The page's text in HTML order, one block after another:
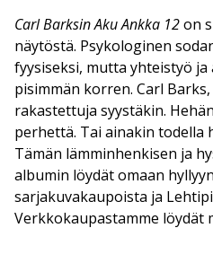
Carl Barksin Aku Ankka 12on
näytöstä. Psykologinen
fyysiseksi, mutta yhteistyö
pisimmän korren. Carl
rakastettuja syystäkin.
perhettä. Tai ainakin todella
Tämän lämminhenkisen ja
albumin löydät omaan
sarjakuvakaupoista ja
Verkkokaupastamme löydät